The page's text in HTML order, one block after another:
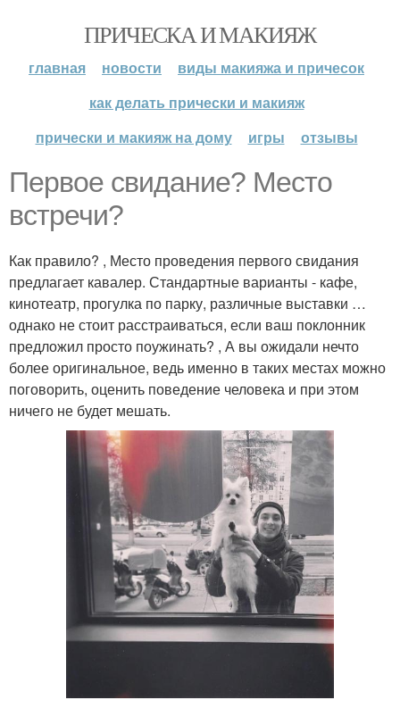
ПРИЧЕСКА И МАКИЯЖ
главная новости
виды макияжа и причесок
как делать прически и макияж
прически и макияж на дому
игры отзывы
Первое свидание? Место
встречи?
Как правило? , Место проведения первого свидания
предлагает кавалер. Стандартные варианты - кафе,
кинотеатр, прогулка по парку, различные выставки …
однако не стоит расстраиваться, если ваш поклонник
предложил просто поужинать? , А вы ожидали нечто
более оригинальное, ведь именно в таких местах можно
поговорить, оценить поведение человека и при этом
ничего не будет мешать.